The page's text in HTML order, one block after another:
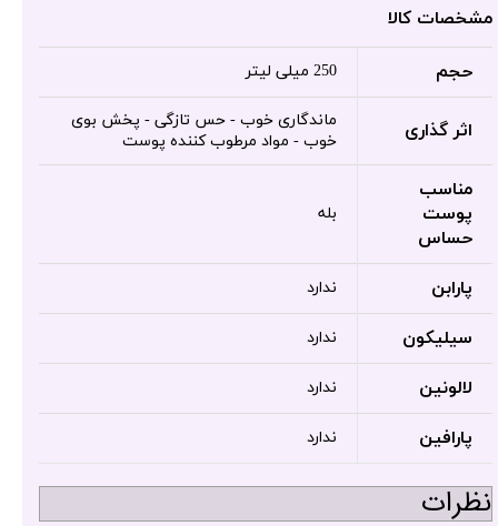
مشخصات کالا
حجم 250 میلی لیتر
اثر گذاری
ماندگاری خوب - حس تازگی - پخش بوی
خوب - مواد مرطوب کننده پوست
مناسب
پوست
حساس
بله
پارابن ندارد
سیلیکون ندارد
لالونین ندارد
پارافین ندارد
نظرات